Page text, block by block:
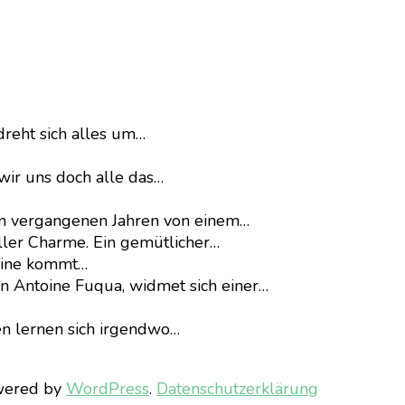
sich alles um…
uns doch alle das…
vergangenen Jahren von einem…
Charme. Ein gemütlicher…
kommt…
Antoine Fuqua, widmet sich einer…
lernen sich irgendwo…
by WordPress. Datenschutzerklärung